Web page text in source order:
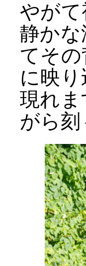
やが
静か
てそ
に映
現れ
がら